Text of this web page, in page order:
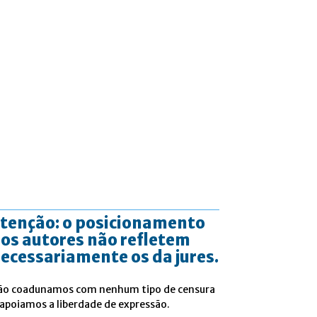
o posicionamento
autores não refletem
os da jures.
coadunamos com nenhum tipo de censura
a liberdade de expressão.